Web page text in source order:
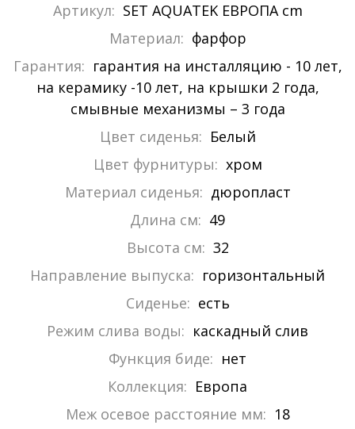
Артикул: SET AQUATEK ЕВРОПА cm
Материал: фарфор
Гарантия: гарантия на инсталляцию - 10 лет,
на керамику -10 лет, на крышки 2 года,
смывные механизмы – 3 года
Цвет сиденья: Белый
Цвет фурнитуры: хром
Материал сиденья: дюропласт
Длина см: 49
Высота см: 32
Направление выпуска: горизонтальный
Сиденье: есть
Режим слива воды: каскадный слив
Функция биде: нет
Коллекция: Европа
Меж осевое расстояние мм: 18